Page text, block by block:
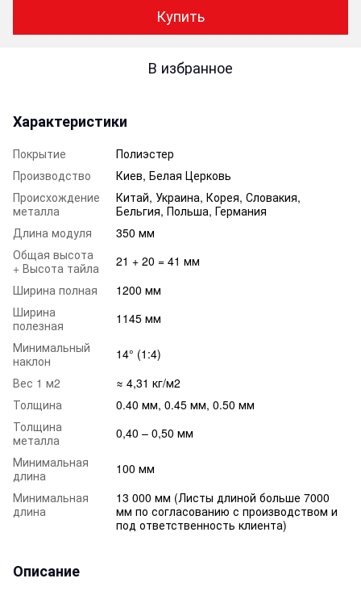
Купить
В избранное
Характеристики
Покрытие
Полиэстер
Производство
Киев, Белая Церковь
Происхождение
металла
Китай, Украина, Корея, Словакия,
Бельгия, Польша, Германия
Длина модуля
350 мм
Общая высота
+ Высота тайла
21 + 20 = 41 мм
Ширина полная
1200 мм
Ширина
полезная
1145 мм
Минимальный
наклон
14° (1:4)
Вес 1 м2
≈ 4,31 кг/м2
Толщина
0.40 мм, 0.45 мм, 0.50 мм
Толщина
металла
0,40 – 0,50 мм
Минимальная
длина
100 мм
Минимальная
длина
13 000 мм (Листы длиной больше 7000
мм по согласованию с производством и
под ответственность клиента)
Описание